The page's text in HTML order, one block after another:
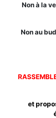
Non à la
Non au
et